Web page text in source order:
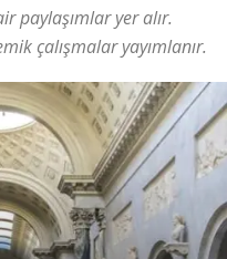
paylaşımlar yer alır.
çalışmalar yayımlanır.